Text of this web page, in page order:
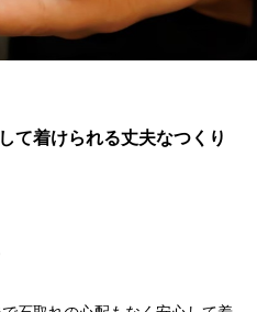
て着けられる丈夫なつくり